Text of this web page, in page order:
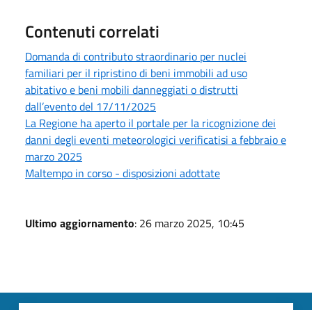
Contenuti correlati
Domanda di contributo straordinario per nuclei
familiari per il ripristino di beni immobili ad uso
abitativo e beni mobili danneggiati o distrutti
dall’evento del 17/11/2025
La Regione ha aperto il portale per la ricognizione dei
danni degli eventi meteorologici verificatisi a febbraio e
marzo 2025
Maltempo in corso - disposizioni adottate
Ultimo aggiornamento: 26 marzo 2025, 10:45